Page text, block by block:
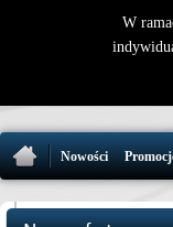
Nowości
W